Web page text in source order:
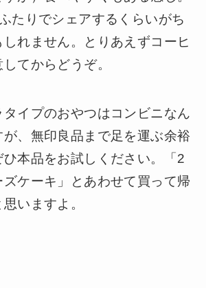
たりでシェアするくらいがち
しれません。とりあえずコーヒ
てからどうぞ。
タイプのおやつはコンビニなん
、無印良品まで足を運ぶ余裕
本品をお試しください。「2
ズケーキ」とあわせて買って帰
いますよ。